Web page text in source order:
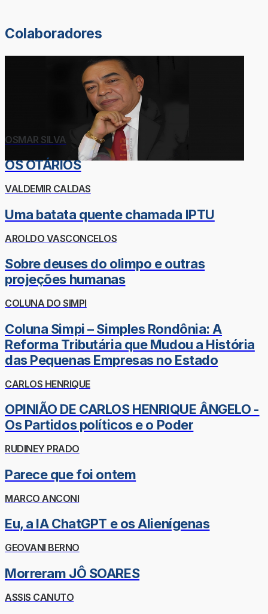
Colaboradores
OSMAR SILVA
OS OTÁRIOS
VALDEMIR CALDAS
Uma batata quente chamada IPTU
AROLDO VASCONCELOS
Sobre deuses do olimpo e outras
projeções humanas
COLUNA DO SIMPI
Coluna Simpi – Simples Rondônia: A
Reforma Tributária que Mudou a História
das Pequenas Empresas no Estado
CARLOS HENRIQUE
OPINIÃO DE CARLOS HENRIQUE ÂNGELO -
Os Partidos políticos e o Poder
RUDINEY PRADO
Parece que foi ontem
MARCO ANCONI
Eu, a IA ChatGPT e os Alienígenas
GEOVANI BERNO
Morreram JÔ SOARES
ASSIS CANUTO